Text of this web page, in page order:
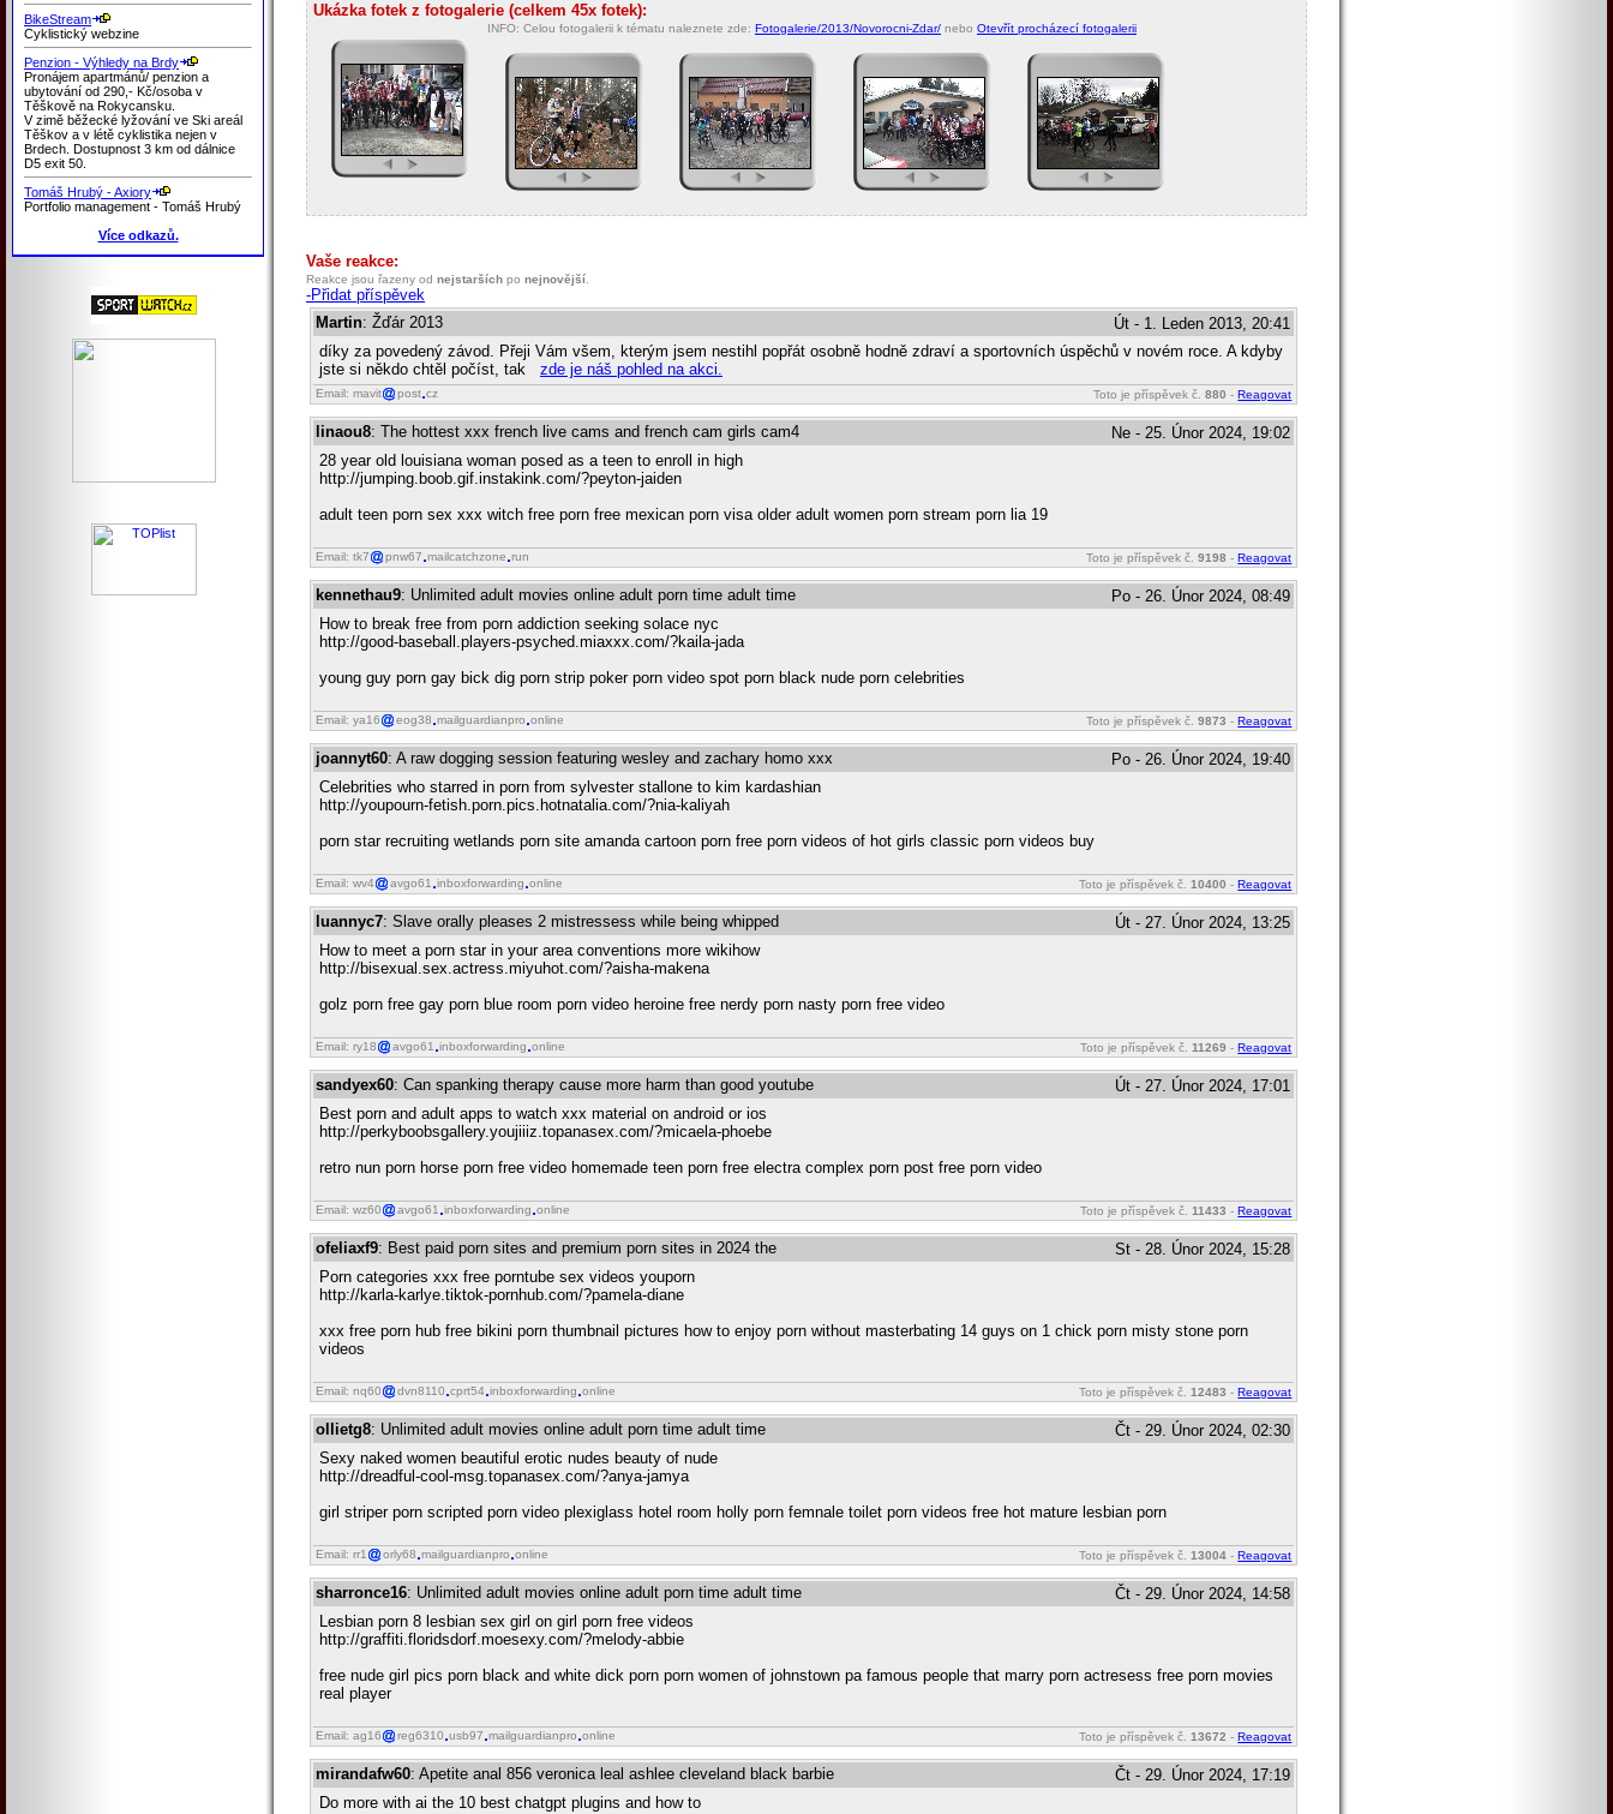
BikeStream
Cyklistický webzine
Penzion - Výhledy na Brdy
Pronájem apartmánů/ penzion a
ubytování od 290,- Kč/osoba v
Těškově na Rokycansku.
V zimě běžecké lyžování ve Ski areál
Těškov a v létě cyklistika nejen v
Brdech. Dostupnost 3 km od dálnice
D5 exit 50.
Tomáš Hrubý - Axiory
Portfolio management - Tomáš Hrubý
Více odkazů.
Ukázka fotek z fotogalerie (celkem 45x fotek):
INFO: Celou fotogalerii k tématu naleznete zde: Fotogalerie/2013/Novorocni-Zdar/ nebo Otevřít procházecí fotogalerii
Vaše reakce:
Reakce jsou řazeny od nejstarších po nejnovější.
-Přidat příspěvek
Martin: Žďár 2013
Út - 1. Leden 2013, 20:41
díky za povedený závod. Přeji Vám všem, kterým jsem nestihl popřát osobně hodně zdraví a sportovních úspěchů v novém roce. A kdyby
jste si někdo chtěl počíst, tak zde je náš pohled na akci.
Email: mavit post cz Toto je příspěvek č.880 - Reagovat
linaou8: The hottest xxx french live cams and french cam girls cam4
Ne - 25. Únor 2024, 19:02
28 year old louisiana woman posed as a teen to enroll in high
http://jumping.boob.gif.instakink.com/?peyton-jaiden
adult teen porn sex xxx witch free porn free mexican porn visa older adult women porn stream porn lia 19
Email: tk7 pnw67 mailcatchzone run Toto je příspěvek č.9198 - Reagovat
kennethau9: Unlimited adult movies online adult porn time adult time
Po - 26. Únor 2024, 08:49
How to break free from porn addiction seeking solace nyc
http://good-baseball.players-psyched.miaxxx.com/?kaila-jada
young guy porn gay bick dig porn strip poker porn video spot porn black nude porn celebrities
Email: ya16 eog38 mailguardianpro online Toto je příspěvek č.9873 - Reagovat
joannyt60: A raw dogging session featuring wesley and zachary homo xxx
Po - 26. Únor 2024, 19:40
Celebrities who starred in porn from sylvester stallone to kim kardashian
http://youpourn-fetish.porn.pics.hotnatalia.com/?nia-kaliyah
porn star recruiting wetlands porn site amanda cartoon porn free porn videos of hot girls classic porn videos buy
Email: wv4 avgo61 inboxforwarding online Toto je příspěvek č.10400 - Reagovat
luannyc7: Slave orally pleases 2 mistressess while being whipped
Út - 27. Únor 2024, 13:25
How to meet a porn star in your area conventions more wikihow
http://bisexual.sex.actress.miyuhot.com/?aisha-makena
golz porn free gay porn blue room porn video heroine free nerdy porn nasty porn free video
Email: ry18 avgo61 inboxforwarding online Toto je příspěvek č.11269 - Reagovat
sandyex60: Can spanking therapy cause more harm than good youtube
Út - 27. Únor 2024, 17:01
Best porn and adult apps to watch xxx material on android or ios
http://perkyboobsgallery.youjiiiz.topanasex.com/?micaela-phoebe
retro nun porn horse porn free video homemade teen porn free electra complex porn post free porn video
Email: wz60 avgo61 inboxforwarding online Toto je příspěvek č.11433 - Reagovat
ofeliaxf9: Best paid porn sites and premium porn sites in 2024 the
St - 28. Únor 2024, 15:28
Porn categories xxx free porntube sex videos youporn
http://karla-karlye.tiktok-pornhub.com/?pamela-diane
xxx free porn hub free bikini porn thumbnail pictures how to enjoy porn without masterbating 14 guys on 1 chick porn misty stone porn
videos
Email: nq60 dvn8110 cprt54 inboxforwarding online Toto je příspěvek č.12483 - Reagovat
ollietg8: Unlimited adult movies online adult porn time adult time
Čt - 29. Únor 2024, 02:30
Sexy naked women beautiful erotic nudes beauty of nude
http://dreadful-cool-msg.topanasex.com/?anya-jamya
girl striper porn scripted porn video plexiglass hotel room holly porn femnale toilet porn videos free hot mature lesbian porn
Email: rr1 orly68 mailguardianpro online Toto je příspěvek č.13004 - Reagovat
sharronce16: Unlimited adult movies online adult porn time adult time
Čt - 29. Únor 2024, 14:58
Lesbian porn 8 lesbian sex girl on girl porn free videos
http://graffiti.floridsdorf.moesexy.com/?melody-abbie
free nude girl pics porn black and white dick porn porn women of johnstown pa famous people that marry porn actresess free porn movies
real player
Email: ag16 reg6310 usb97 mailguardianpro online Toto je příspěvek č.13672 - Reagovat
mirandafw60: Apetite anal 856 veronica leal ashlee cleveland black barbie
Čt - 29. Únor 2024, 17:19
Do more with ai the 10 best chatgpt plugins and how to